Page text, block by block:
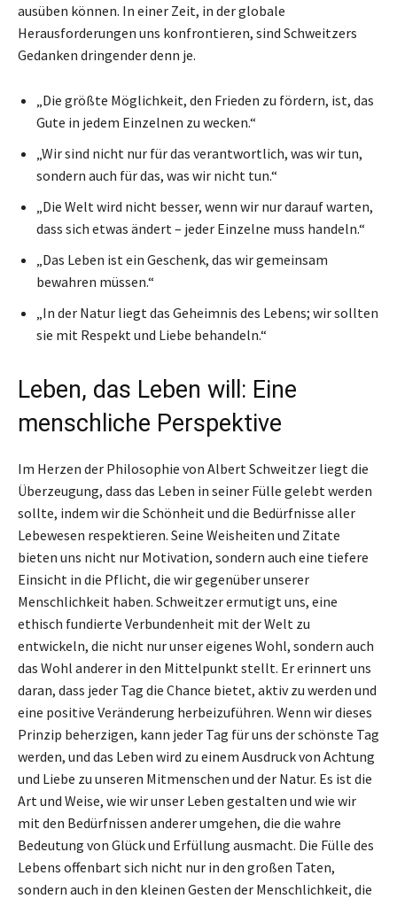
ausüben können. In einer Zeit, in der globale
Herausforderungen uns konfrontieren, sind Schweitzers
Gedanken dringender denn je.
„Die größte Möglichkeit, den Frieden zu fördern, ist, das
Gute in jedem Einzelnen zu wecken.“
„Wir sind nicht nur für das verantwortlich, was wir tun,
sondern auch für das, was wir nicht tun.“
„Die Welt wird nicht besser, wenn wir nur darauf warten,
dass sich etwas ändert – jeder Einzelne muss handeln.“
„Das Leben ist ein Geschenk, das wir gemeinsam
bewahren müssen.“
„In der Natur liegt das Geheimnis des Lebens; wir sollten
sie mit Respekt und Liebe behandeln.“
Leben, das Leben will: Eine
menschliche Perspektive
Im Herzen der Philosophie von Albert Schweitzer liegt die
Überzeugung, dass das Leben in seiner Fülle gelebt werden
sollte, indem wir die Schönheit und die Bedürfnisse aller
Lebewesen respektieren. Seine Weisheiten und Zitate
bieten uns nicht nur Motivation, sondern auch eine tiefere
Einsicht in die Pflicht, die wir gegenüber unserer
Menschlichkeit haben. Schweitzer ermutigt uns, eine
ethisch fundierte Verbundenheit mit der Welt zu
entwickeln, die nicht nur unser eigenes Wohl, sondern auch
das Wohl anderer in den Mittelpunkt stellt. Er erinnert uns
daran, dass jeder Tag die Chance bietet, aktiv zu werden und
eine positive Veränderung herbeizuführen. Wenn wir dieses
Prinzip beherzigen, kann jeder Tag für uns der schönste Tag
werden, und das Leben wird zu einem Ausdruck von Achtung
und Liebe zu unseren Mitmenschen und der Natur. Es ist die
Art und Weise, wie wir unser Leben gestalten und wie wir
mit den Bedürfnissen anderer umgehen, die die wahre
Bedeutung von Glück und Erfüllung ausmacht. Die Fülle des
Lebens offenbart sich nicht nur in den großen Taten,
sondern auch in den kleinen Gesten der Menschlichkeit, die